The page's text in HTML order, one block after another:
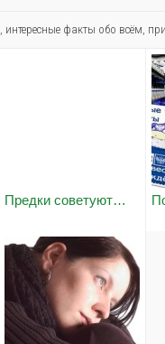
, интересные факты обо всём,
Предки советуют…